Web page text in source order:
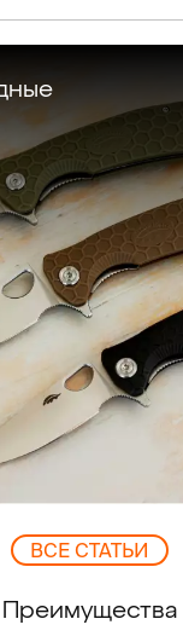
ВCЕ СТАТЬИ
Преимущества